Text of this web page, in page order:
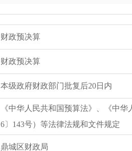
财政预决算
财政预决算
本级政府财政部门批复后20日内
《中华人民共和国预算法》、《中
6〕143号）等法律法规和文件规定
鼎城区财政局